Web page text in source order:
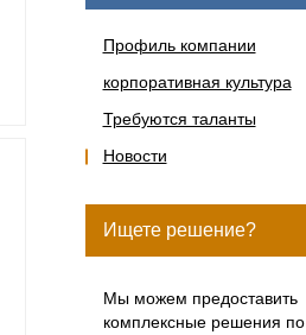
Профиль компании
корпоративная культура
Требуются таланты
Новости
Ищете решение?
Мы можем предоставить
комплексные решения по